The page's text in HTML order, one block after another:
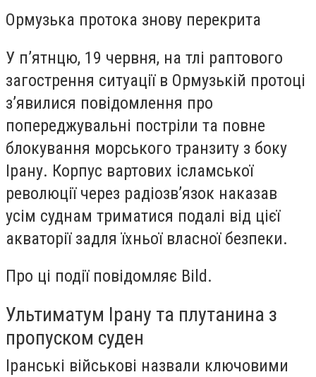
Ормузька протока знову перекрита
У п’ятнцю, 19 червня, на тлі раптового
загострення ситуації в Ормузькій протоці
з’явилися повідомлення про
попереджувальні постріли та повне
блокування морського транзиту з боку
Ірану. Корпус вартових ісламської
революції через радіозв’язок наказав
усім суднам триматися подалі від цієї
акваторії задля їхньої власної безпеки.
Про ці події повідомляє Bild.
Ультиматум Ірану та плутанина з
пропуском суден
Іранські військові назвали ключовими